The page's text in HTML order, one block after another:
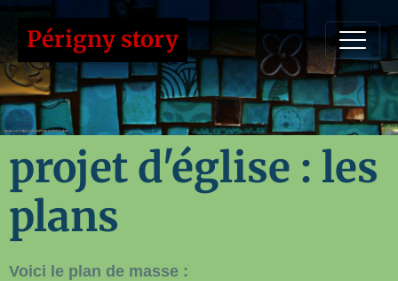
Périgny story
projet d'église : les
plans
Voici le plan de masse :